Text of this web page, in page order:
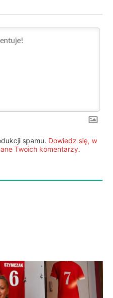
spamu. Dowiedz się, w
Twoich komentarzy.